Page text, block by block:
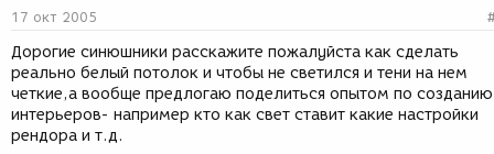
м
н
и
я
17 окт 2005
Дорогие синюшники расскажите пожалуйста как сделать
реально белый потолок и чтобы не светился и тени на нем
четкие,а вообще предлогаю поделиться опытом по созданию
интерьеров- например кто как свет ставит какие настройки
рендора и т.д.